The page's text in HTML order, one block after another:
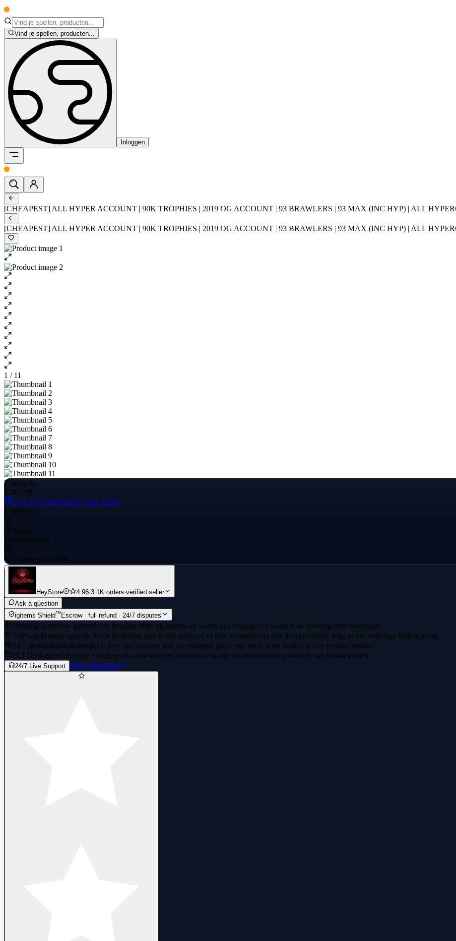
Vind je spellen, producten...
Inloggen
[CHEAPEST] ALL HYPER ACCOUNT | 90K TROPHIES | 2019 OG ACCOUNT | 93 BRAWLERS | 93 MAX (INC HYP) | ALL
[CHEAPEST] ALL HYPER ACCOUNT | 90K TROPHIES | 2019 OG ACCOUNT | 93 BRAWLERS | 93 MAX (INC HYP) | ALL
1 / 11
Totaalprijs
€ 267,90
+≈ € 10,7cash back to your wallet
Levering
Instant
E-mailtoegang
Volledige controle
HeyStore 4.96·3.1K orders·verified seller
Ask a question
igitems Shield™Escrow · full refund · 24/7 disputes
Betaling in escrow gehouden Je betaling blijft bij igitems en wordt pas vrijgegeven nadat je de levering hebt bevestigd.
100% geld-terug-garantieAls je bestelling niet wordt geleverd of niet overeenkomt met de advertentie, krijg je het volledige bedrag terug.
24/7 geschillenbeslechtingAls je er niet uitkomt met de verkoper, grijpt ons team in en beslist op een eerlijke manier.
PCI DSS-gecertificeerde betalingenKaartbetalingen worden verwerkt via versleutelde gateways van bankkwaliteit.
24/7 Live Support Meer informatie